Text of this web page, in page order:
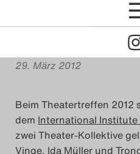
Das
Das
29. März 2012
Beim Theatertreffen 2012
dem International
zwei Theater-Kollektive
Vinge, Ida Müller und